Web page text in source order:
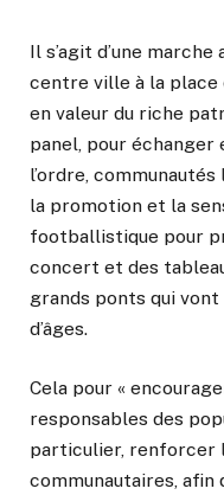
Il s’agit d’une
centre ville à la place
en valeur du riche
panel, pour
l’ordre,
la promotion et la
footballistique pour
concert et des
grands ponts qui
d’âges.
Cela pour «
responsables des
particulier, renforcer
communautaires, afin